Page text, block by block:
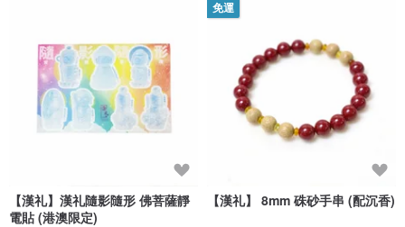
【漢礼】漢礼隨影隨形 佛菩薩靜
電貼 (港澳限定)
免運
【漢礼】 8mm 硃砂手串 (配沉香)